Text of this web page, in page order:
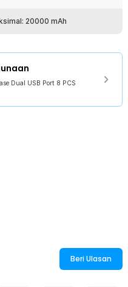
20000 mAh
Dual USB Port 8 PCS
Beri Ulasan